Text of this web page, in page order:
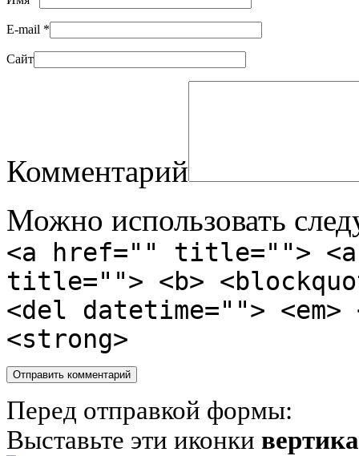
E-mail *
Сайт
Комментарий
Можно использовать
<a href="" title="">
title=""> <b>
<del datetime="">
<strong>
Перед отправкой формы:
Выставьте эти иконки